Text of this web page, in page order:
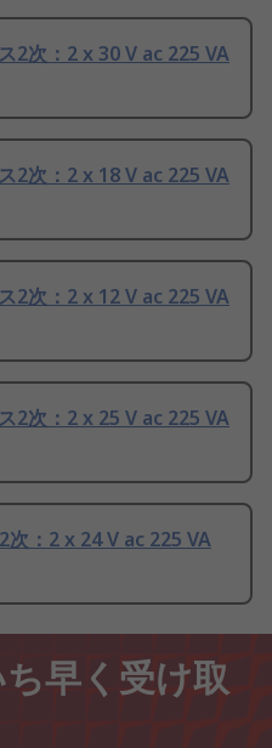
2次：2 x 30 V ac 225 VA
2次：2 x 18 V ac 225 VA
2次：2 x 12 V ac 225 VA
2次：2 x 25 V ac 225 VA
：2 x 24 V ac 225 VA
早く受け取